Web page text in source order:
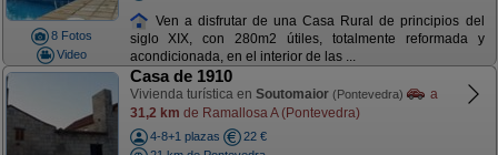
8 Fotos
Video
Ven a disfrutar de una Casa Rural de principios del
siglo XIX, con 280m2 útiles, totalmente reformada y
acondicionada, en el interior de las ...
Casa de 1910
Vivienda turística en Soutomaior (Pontevedra)
a
31,2 km de Ramallosa A (Pontevedra)
4-8+1 plazas
22 €